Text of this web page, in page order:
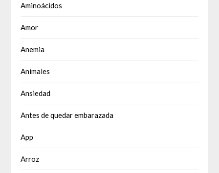
Aminoácidos
Amor
Anemia
Animales
Ansiedad
Antes de quedar embarazada
App
Arroz